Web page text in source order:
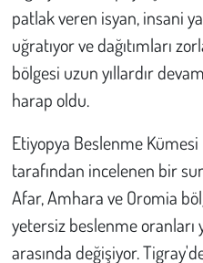
patlak veren isyan, insani
uğratıyor ve dağıtımları
bölgesi uzun yıllardır
harap oldu.
Etiyopya Beslenme
tarafından incelenen bir
Afar, Amhara ve Oromia
yetersiz beslenme oranları
arasında değişiyor.